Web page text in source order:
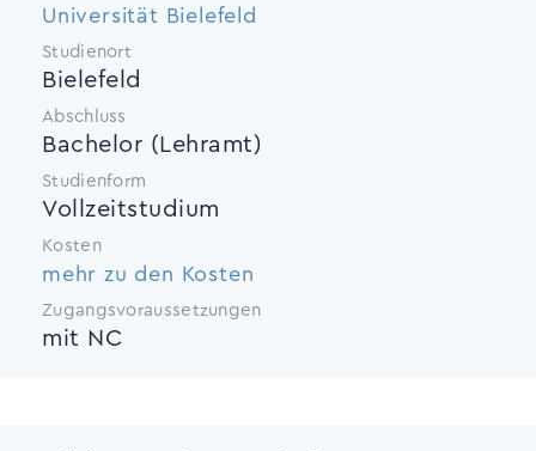
Universität Bielefeld
Studienort
Bielefeld
Abschluss
Bachelor (Lehramt)
Studienform
Vollzeitstudium
Kosten
mehr zu den Kosten
Zugangsvoraussetzungen
mit NC